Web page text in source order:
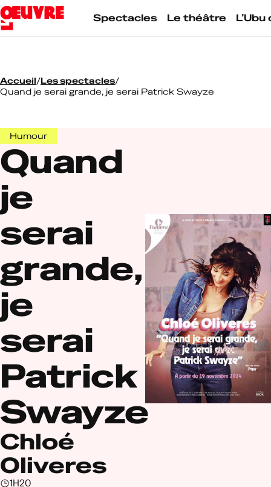
Skip
to
content
Spectacles Le théâtre
Accueil/Les spectacles/
Quand je serai grande, je serai Patrick Swayze
Humour
Quand
je
serai
grande,
je
serai
Patrick
Swayze
Chloé
Oliveres
1H20